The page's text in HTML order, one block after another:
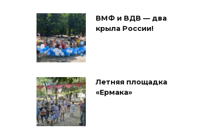
ВМФ и ВДВ — два
крыла России!
Летняя площадка
«Ермака»